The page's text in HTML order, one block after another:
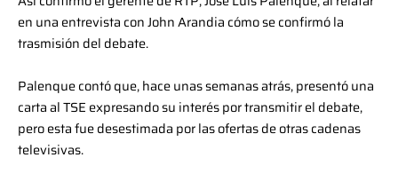
en una entrevista con John Arandia cómo se confirmó la
trasmisión del debate.
Palenque contó que, hace unas semanas atrás, presentó una
carta al TSE expresando su interés por transmitir el debate,
pero esta fue desestimada por las ofertas de otras cadenas
televisivas.